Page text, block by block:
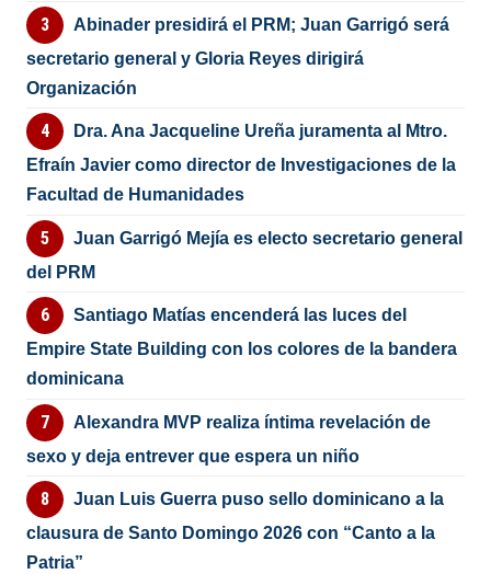
Abinader presidirá el PRM; Juan Garrigó será
secretario general y Gloria Reyes dirigirá
Organización
Dra. Ana Jacqueline Ureña juramenta al Mtro.
Efraín Javier como director de Investigaciones de la
Facultad de Humanidades
Juan Garrigó Mejía es electo secretario general
del PRM
Santiago Matías encenderá las luces del
Empire State Building con los colores de la bandera
dominicana
Alexandra MVP realiza íntima revelación de
sexo y deja entrever que espera un niño
Juan Luis Guerra puso sello dominicano a la
clausura de Santo Domingo 2026 con “Canto a la
Patria”